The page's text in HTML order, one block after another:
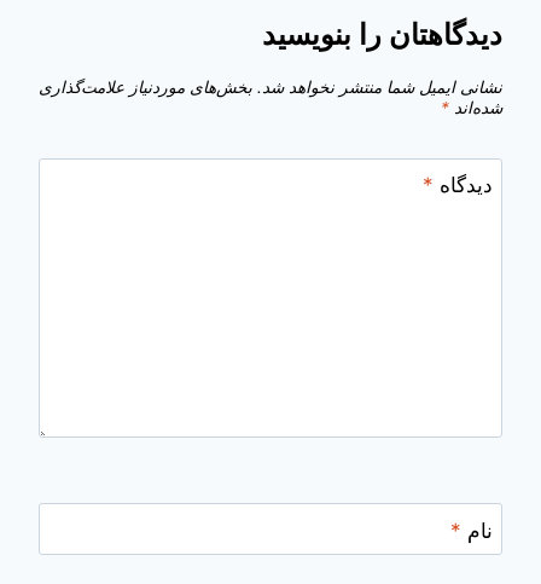
دیدگاهتان را بنویسید
نشانی ایمیل شما منتشر نخواهد شد. بخش‌های موردنیاز علامت‌گذاری
شده‌اند *
دیدگاه *
نام *